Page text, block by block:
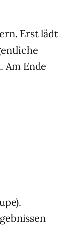
Erst lädt
Am Ende